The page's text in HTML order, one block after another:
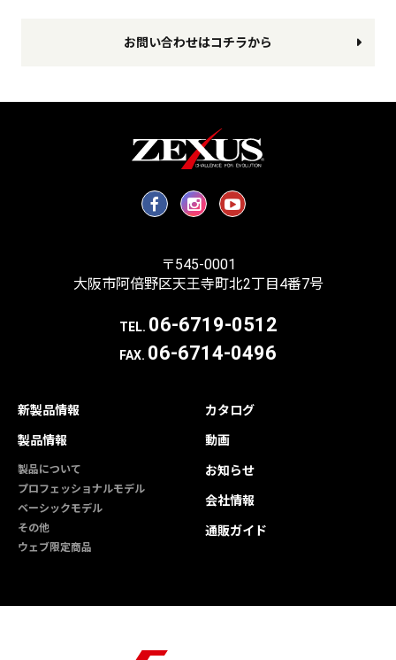
お問い合わせはコチラから
〒545-0001
大阪市阿倍野区天王寺町北2丁目4番7号
TEL. 06-6719-0512
FAX. 06-6714-0496
新製品情報
製品情報
製品について
プロフェッショナルモデル
ベーシックモデル
その他
ウェブ限定商品
カタログ
動画
お知らせ
会社情報
通販ガイド